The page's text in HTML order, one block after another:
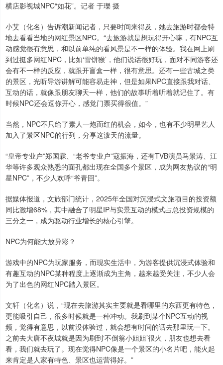
横店影视城NPC“如花”。记者 于瓅 摄
小艾（化名）告诉潮新闻记者，只要时间来得及，她去旅游时都会特
地去看看当地的网红景区NPC。“去旅游就是想玩得开心嘛，有NPC互
动感觉很有意思，和以前单纯的看风景是不一样的体验。我在网上刷
到过挺多网红NPC，比如‘雪饼猴’，他们说话很好玩，面对不同游客还
会有不一样的反应，就跟开盲盒一样，很有意思。还有一些古城之类
的景区，光听导游讲解可能容易走神，但是如果NPC直接跟我对话、
互动的话，就像跟朋友聊天一样，他们的故事听着听着就记住了。有
时候NPC还会逗你开心，感觉门票买得很值。”
当然，NPC不只给了素人一炮而红的机会，如今，也有不少明星艺人
加入了景区NPC的行列，分享这泼天的流量。
“皇帝专业户”郑国霖、“老爷专业户”寇振海，还有TVB演员马景涛、江
华等许多观众熟悉的面孔都出现在全国多个景区，成为网友热议的“明
星NPC”，不少人欢呼“爷青回”。
据媒体报道，文旅部门统计，2025年全国对沉浸式文旅项目的投资额
同比激增68%，其中融合了明星IP与实景互动的模式占总投资规模的
三分之一，成为驱动行业增长的核心引擎。
NPC为何能大放异彩？
游戏中的NPC为玩家服务，而现实生活中，为游客提供沉浸式体验和
有趣互动的NPC某种程度上逐渐成为主角，越来越受关注，不少人会
为了出色的网红NPC踏入景区。
文轩（化名）说，“现在去旅游其实主要就是看哪里的东西更有特色，
更能吸引自己，很多时候就是一种冲动。我刷到某个NPC互动的视
频，觉得有意思，以前没体验过，就会想有时间的话去那里玩一下。
之前去大唐不夜城就是因为刷到‘不倒翁小姐姐’很火，朋友也想去看
看，我们就去玩了。现在觉得NPC像是一个景区的小名片吧，能火起
来肯定是人家有特色、景区也运营得好。”